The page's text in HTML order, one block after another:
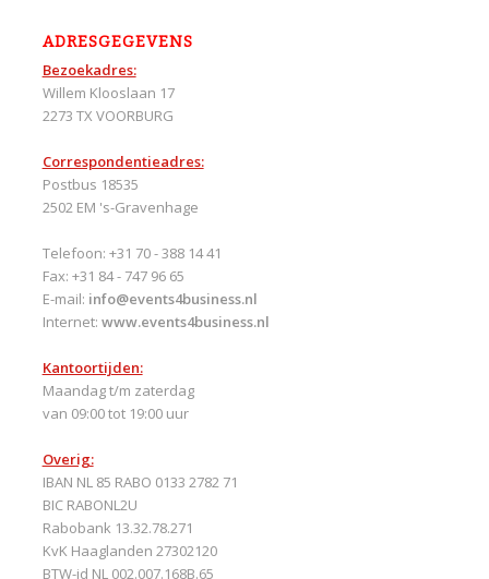
ADRESGEGEVENS
Bezoekadres:
Willem Klooslaan 17
2273 TX VOORBURG
Correspondentieadres:
Postbus 18535
2502 EM 's-Gravenhage
Telefoon: +31 70 - 388 14 41
Fax: +31 84 - 747 96 65
E-mail: info@events4business.nl
Internet: www.events4business.nl
Kantoortijden:
Maandag t/m zaterdag
van 09:00 tot 19:00 uur
Overig:
IBAN NL 85 RABO 0133 2782 71
BIC RABONL2U
Rabobank 13.32.78.271
KvK Haaglanden 27302120
BTW-id NL 002.007.168B.65